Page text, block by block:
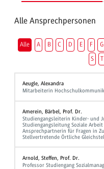
Alle Ansprechpersonen
Alle A B C D E F G
S
T
Aeugle, Alexandra
Mitarbeiterin
Amerein, Bärbel, Prof. Dr.
Studiengangsleiterin Kinder- und
Studiengangsleitung Soziale
Ansprechpartnerin für Fragen in
Stellvertretende Örtliche
Arnold, Steffen, Prof. Dr.
Professor Studiengang